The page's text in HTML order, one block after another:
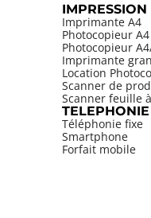
IMPRESSION
Imprimante A4
Photocopieur A4
Photocopieur
Imprimante
Location
Scanner de
Scanner feuille
TELEPHONIE
Téléphonie fixe
Smartphone
Forfait mobile